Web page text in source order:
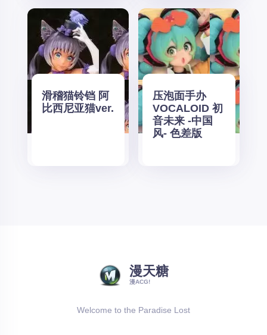
滑稽猫铃铛 阿
比西尼亚猫ver.
压泡面手办
VOCALOID 初
音未来 -中国
风- 色差版
漫天糖
漫ACG!
Welcome to the Paradise Lost